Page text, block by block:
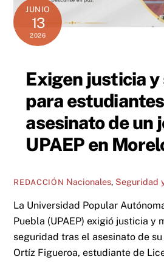
JUNIO
13
2026
Exigen justicia
para
asesinato de un
UPAEP en
REDACCIÓN Nacionales, Seguridad
La Universidad Popular
Puebla (UPAEP) exigió justicia y
seguridad tras el asesinato de
Ortíz Figueroa, estudiante de